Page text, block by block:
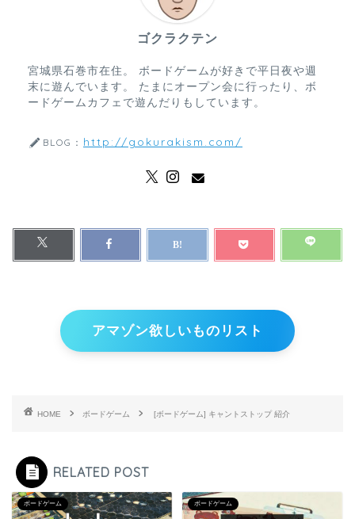
ゴクラクテン
宮城県石巻市在住。 ボードゲームが好きで平日夜や週
末に遊んでいます。 たまにオープン会に行ったり、ボ
ードゲームカフェで遊んだりもしています。
BLOG： http://gokurakism.com/
アマゾン欲しいものリスト
HOME ボードゲーム [ボードゲーム] キャントストップ 紹介
RELATED POST
ボードゲーム ボードゲーム